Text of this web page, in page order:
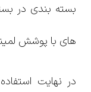
بسته بندی در
های با پوشش
در نهایت